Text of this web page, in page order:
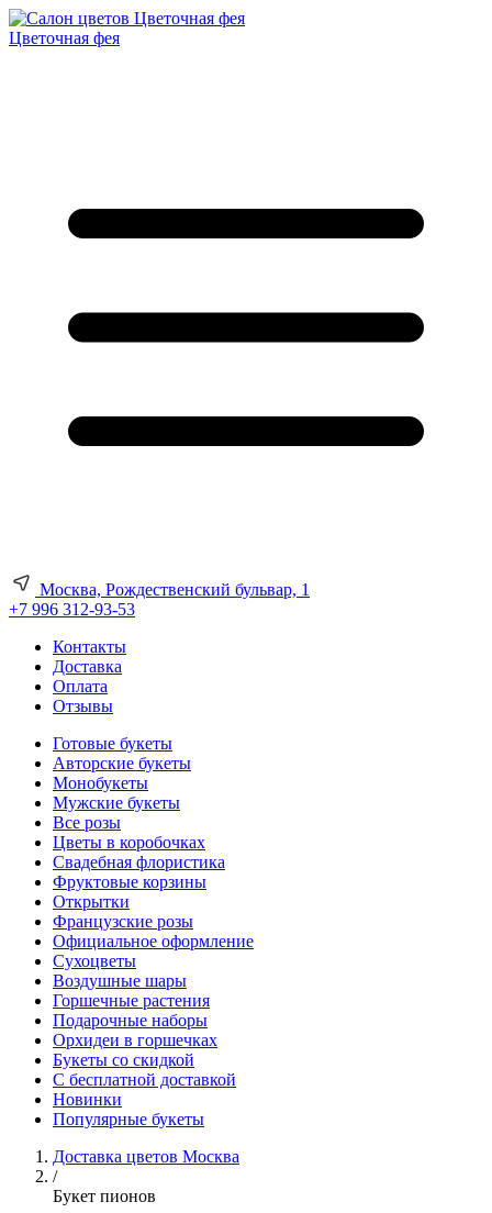
Цветочная фея
Москва, Рождественский бульвар, 1
+7 996 312-93-53
Контакты
Доставка
Оплата
Отзывы
Готовые букеты
Авторские букеты
Монобукеты
Мужские букеты
Все розы
Цветы в коробочках
Свадебная флористика
Фруктовые корзины
Открытки
Французские розы
Официальное оформление
Сухоцветы
Воздушные шары
Горшечные растения
Подарочные наборы
Орхидеи в горшечках
Букеты со скидкой
С бесплатной доставкой
Новинки
Популярные букеты
Доставка цветов Москва
/
Букет пионов